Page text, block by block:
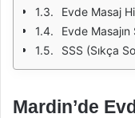
Evde Masaj
Evde Masajın
SSS (Sıkça
Mardin’de